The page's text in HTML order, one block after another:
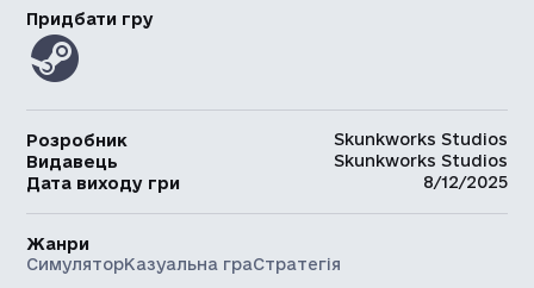
Придбати гру
Розробник
Skunkworks Studios
Видавець
Skunkworks Studios
Дата виходу гри
8/12/2025
Жанри
СимуляторКазуальна граСтратегія